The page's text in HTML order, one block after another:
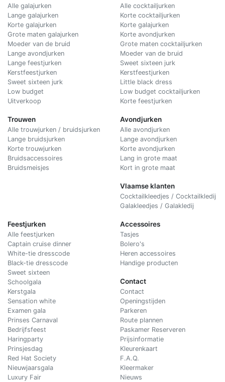
Alle galajurken
Lange galajurken
Korte galajurken
Grote maten galajurken
Moeder van de bruid
Lange avondjurken
Lange feestjurken
Kerstfeestjurken
Sweet sixteen jurk
Low budget
Uitverkoop
Trouwen
Alle trouwjurken / bruidsjurken
Lange bruidsjurken
Korte trouwjurken
Bruidsaccessoires
Bruidsmeisjes
Alle cocktailjurken
Korte cocktailjurken
Korte galajurken
Korte avondjurken
Grote maten cocktailjurken
Moeder van de bruid
Sweet sixteen jurk
Kerstfeestjurken
Little black dress
Low budget cocktailjurken
Korte feestjurken
Avondjurken
Alle avondjurken
Lange avondjurken
Korte avondjurken
Lang in grote maat
Kort in grote maat
Vlaamse klanten
Cocktailkleedjes / Cocktailkledij
Galakleedjes / Galakledij
Feestjurken
Alle feestjurken
Captain cruise dinner
White-tie dresscode
Black-tie dresscode
Sweet sixteen
Schoolgala
Kerstgala
Sensation white
Examen gala
Prinses Carnaval
Bedrijfsfeest
Haringparty
Prinsjesdag
Red Hat Society
Nieuwjaarsgala
Luxury Fair
Accessoires
Tasjes
Bolero's
Heren accessoires
Handige producten
Contact
Contact
Openingstijden
Parkeren
Route plannen
Paskamer Reserveren
Prijsinformatie
Kleurenkaart
F.A.Q.
Kleermaker
Nieuws